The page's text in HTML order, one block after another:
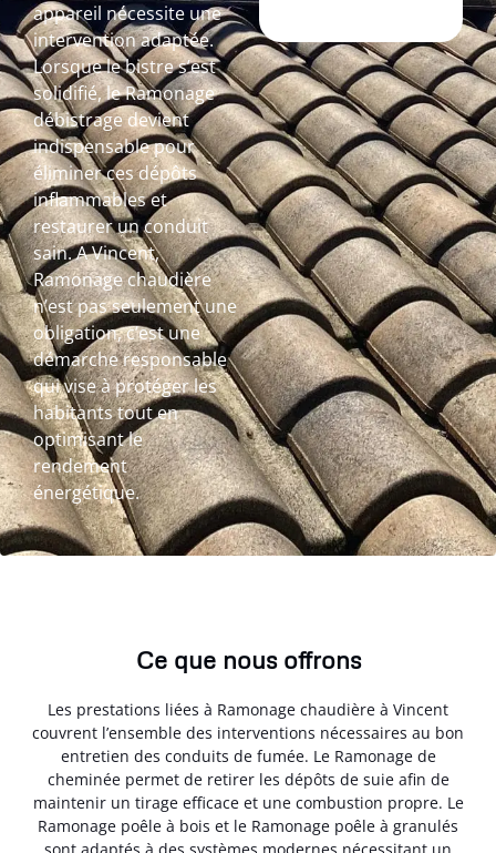
appareil nécessite une
intervention adaptée.
Lorsque le bistre s’est
solidifié, le Ramonage
débistrage devient
indispensable pour
éliminer ces dépôts
inflammables et
restaurer un conduit
sain. A Vincent,
Ramonage chaudière
n’est pas seulement une
obligation, c’est une
démarche responsable
qui vise à protéger les
habitants tout en
optimisant le
rendement
énergétique.
Ce que nous offrons
Les prestations liées à Ramonage chaudière à Vincent
couvrent l’ensemble des interventions nécessaires au bon
entretien des conduits de fumée. Le Ramonage de
cheminée permet de retirer les dépôts de suie afin de
maintenir un tirage efficace et une combustion propre. Le
Ramonage poêle à bois et le Ramonage poêle à granulés